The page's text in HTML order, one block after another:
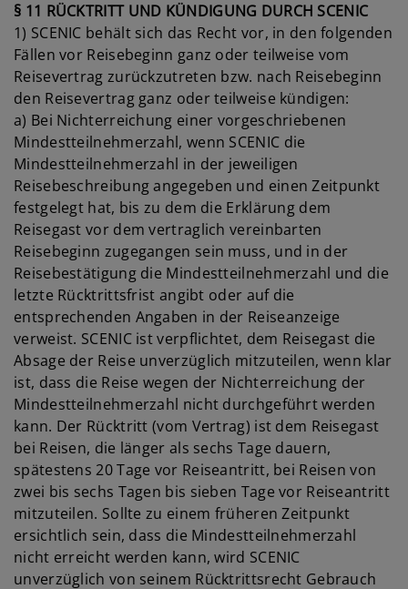
§ 11 RÜCKTRITT UND KÜNDIGUNG DURCH SCENIC
1) SCENIC behält sich das Recht vor, in den folgenden
Fällen vor Reisebeginn ganz oder teilweise vom
Reisevertrag zurückzutreten bzw. nach Reisebeginn
den Reisevertrag ganz oder teilweise kündigen:
a) Bei Nichterreichung einer vorgeschriebenen
Mindestteilnehmerzahl, wenn SCENIC die
Mindestteilnehmerzahl in der jeweiligen
Reisebeschreibung angegeben und einen Zeitpunkt
festgelegt hat, bis zu dem die Erklärung dem
Reisegast vor dem vertraglich vereinbarten
Reisebeginn zugegangen sein muss, und in der
Reisebestätigung die Mindestteilnehmerzahl und die
letzte Rücktrittsfrist angibt oder auf die
entsprechenden Angaben in der Reiseanzeige
verweist. SCENIC ist verpflichtet, dem Reisegast die
Absage der Reise unverzüglich mitzuteilen, wenn klar
ist, dass die Reise wegen der Nichterreichung der
Mindestteilnehmerzahl nicht durchgeführt werden
kann. Der Rücktritt (vom Vertrag) ist dem Reisegast
bei Reisen, die länger als sechs Tage dauern,
spätestens 20 Tage vor Reiseantritt, bei Reisen von
zwei bis sechs Tagen bis sieben Tage vor Reiseantritt
mitzuteilen. Sollte zu einem früheren Zeitpunkt
ersichtlich sein, dass die Mindestteilnehmerzahl
nicht erreicht werden kann, wird SCENIC
unverzüglich von seinem Rücktrittsrecht Gebrauch